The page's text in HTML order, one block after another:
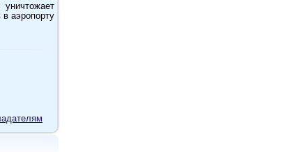
в аэропорту